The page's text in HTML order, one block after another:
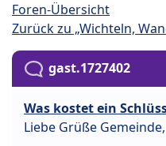
Foren-Übersicht
Zurück zu „Wichteln,
gast.1727402
Was kostet ein
Liebe Grüße Gemeinde,